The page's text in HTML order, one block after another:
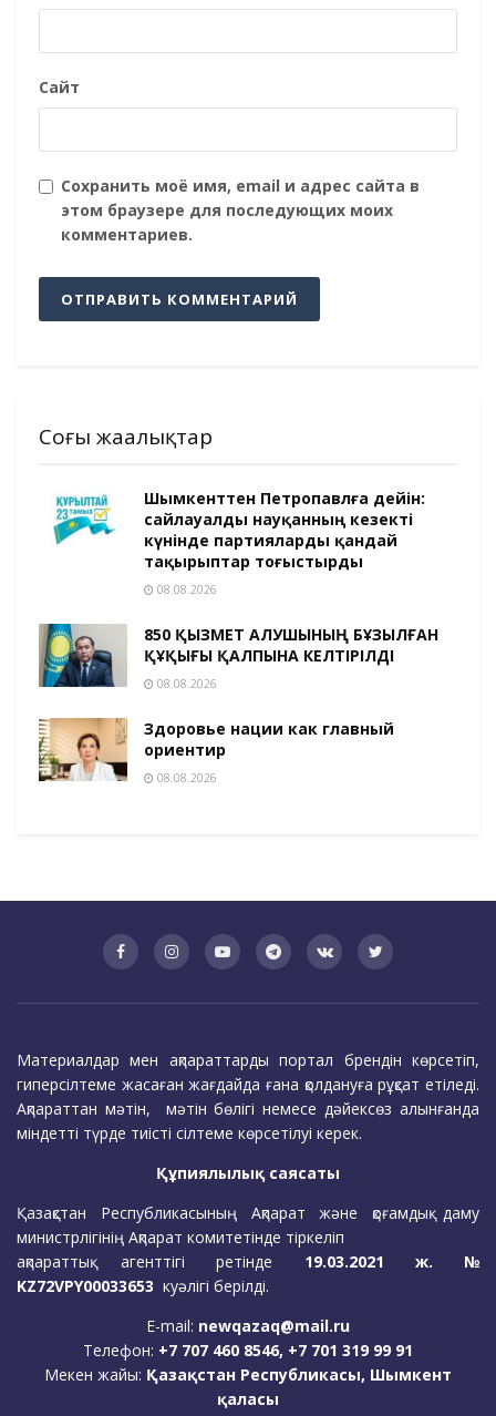
Сайт
Сохранить моё имя, email и адрес сайта в
этом браузере для последующих моих
комментариев.
Соңғы жаңалықтар
Шымкенттен Петропавлға дейін:
сайлауалды науқанның кезекті
күнінде партияларды қандай
тақырыптар тоғыстырды
08.08.2026
850 ҚЫЗМЕТ АЛУШЫНЫҢ БҰЗЫЛҒАН
ҚҰҚЫҒЫ ҚАЛПЫНА КЕЛТІРІЛДІ
08.08.2026
Здоровье нации как главный
ориентир
08.08.2026
Материалдар мен ақпараттарды портал брендін көрсетіп,
гиперсілтеме жасаған жағдайда ғана қолдануға рұқсат етіледі.
Ақпараттан мәтін, мәтін бөлігі немесе дәйексөз алынғанда
міндетті түрде тиісті сілтеме көрсетілуі керек.
Құпиялылық саясаты
Қазақстан Республикасының Ақпарат және қоғамдық даму
министрлігінің Ақпарат комитетінде тіркеліп
ақпараттық агенттігі ретінде 19.03.2021 ж. №
KZ72VPY00033653 куәлігі берілді.
E-mail: newqazaq@mail.ru
Телефон: +7 707 460 8546, +7 701 319 99 91
Мекен жайы: Қазақстан Республикасы, Шымкент
қаласы